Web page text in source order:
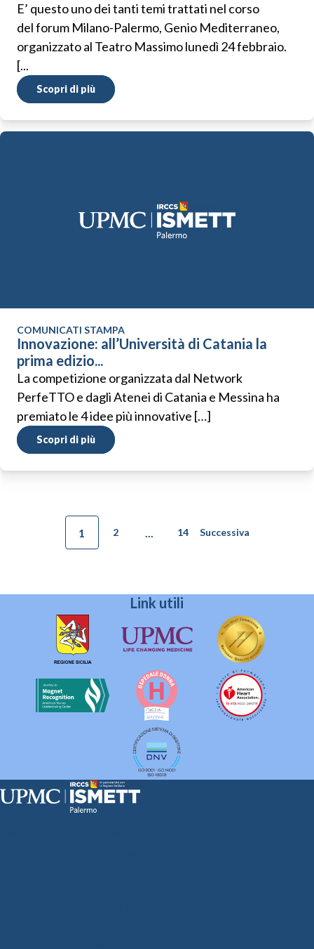
E’ questo uno dei tanti temi trattati nel corso
del forum Milano-Palermo, Genio Mediterraneo,
organizzato al Teatro Massimo lunedì 24 febbraio.
[...
Scopri di più
COMUNICATI STAMPA
Innovazione: all’Università di Catania la
prima edizio...
La competizione organizzata dal Network
PerfeTTO e dagli Atenei di Catania e Messina ha
premiato le 4 idee più innovative […]
Scopri di più
1 2 14 Successiva
Link utili